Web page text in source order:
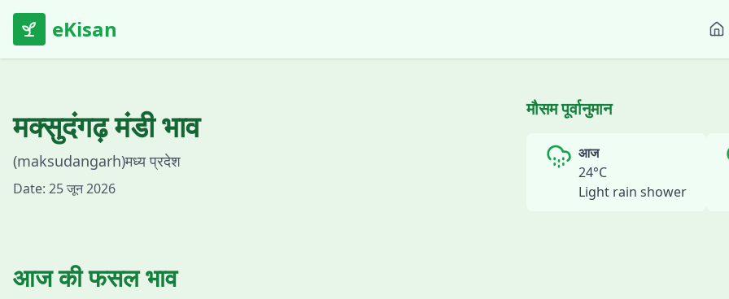
eKisan
मक्सुदंगढ़मंडी भाव
(maksudangarh)मध्य प्रदेश
Date: 25 जून 2026
मौसम पूर्वानुमान
आज
24°C
Light rain shower
आज की फसल भाव